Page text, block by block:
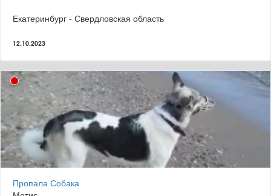
Екатеринбург - Свердловская область
12.10.2023
Пропала Собака